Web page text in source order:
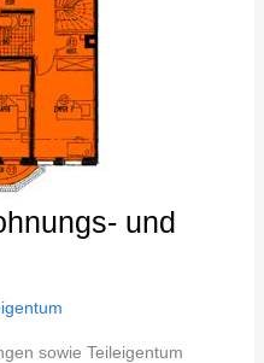
und
sowie Teileigentum